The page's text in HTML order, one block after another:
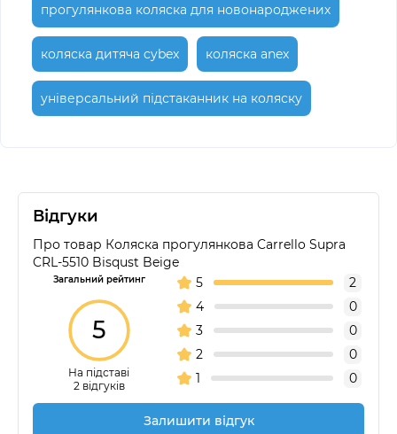
прогулянкова коляска для новонароджених
коляска дитяча cybex коляска anex
універсальний підстаканник на коляску
Відгуки
Про товар Коляска прогулянкова Carrello Supra
CRL-5510 Bisqust Beige
Загальний рейтинг
5
На підставі
2 відгуків
5
2
4
0
3
0
2
0
1
0
Залишити відгук